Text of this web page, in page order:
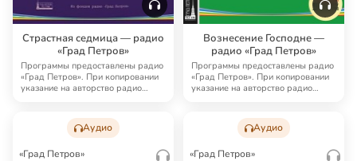
Страстная седмица — радио
«Град Петров»
Программы предоставлены радио
«Град Петров». При копировании
указание на авторство радио
Вознесение Господне —
радио «Град Петров»
Программы предоставлены радио
«Град Петров». При копировании
указание на авторство радио
Аудио
«Град Петров»
Аудио
«Град Петров»